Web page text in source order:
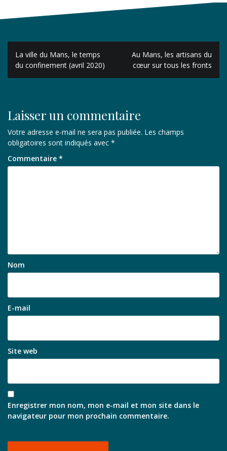
Navigation
de
l’article
La ville du Mans, le temps
du confinement (avril 2020)
Au Mans, les artisans du
cœur sur tous les fronts
Laisser un commentaire
Votre adresse e-mail ne sera pas publiée. Les champs
obligatoires sont indiqués avec *
Commentaire *
Nom
E-mail
Site web
Enregistrer mon nom, mon e-mail et mon site dans le
navigateur pour mon prochain commentaire.